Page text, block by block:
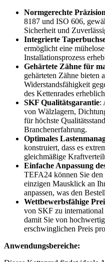
Normgerechte
8187 und ISO 606,
Sicherheit und
Integrierte
ermöglicht eine
Installationsprozess
Gehärtete Zähne für
gehärteten Zähne bieten
Widerstandsfähigkeit
des Kettenrades
SKF Qualitätsgarantie:
von Wälzlagern,
für höchste
Branchenerfahrung.
Optimales
konstruiert, dass es
gleichmäßige
Einfache Anpassung
TEFA24 können Sie den
einzigen Mausklick an
anpassen, was den
Wettbewerbsfähige
von SKF zu international
damit Sie von
erschwinglichen Preis
Anwendungsbereiche: